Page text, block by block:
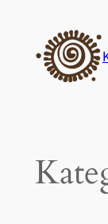
turinio